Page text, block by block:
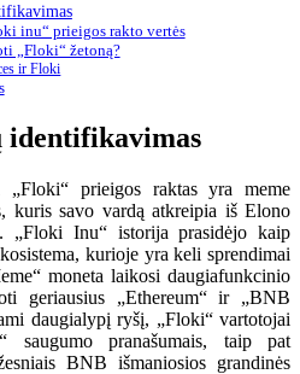
inu“ prieigos rakto vertės
„Floki“ žetoną?
ir Floki
prieigos raktas yra meme
kuris savo vardą atkreipia iš Elono
„Floki Inu“ istorija prasidėjo kaip
kurioje yra keli sprendimai
moneta laikosi daugiafunkcinio
geriausius „Ethereum“ ir „BNB
daugialypį ryšį, „Floki“ vartotojai
saugumo pranašumais, taip pat
BNB išmaniosios grandinės